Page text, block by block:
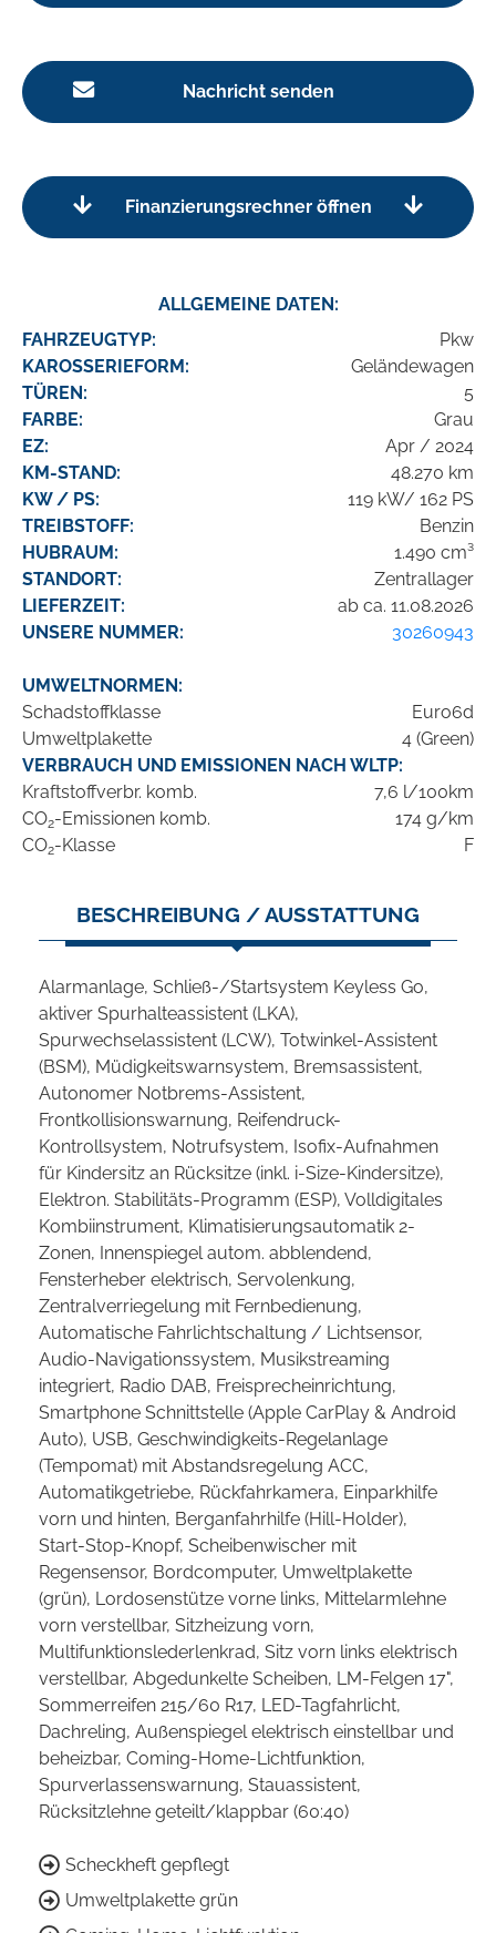
Nachricht senden
Finanzierungsrechner öffnen
ALLGEMEINE DATEN:
FAHRZEUGTYP:
Pkw
KAROSSERIEFORM:
Geländewagen
TÜREN:
5
FARBE:
Grau
EZ:
Apr / 2024
KM-STAND:
48.270 km
KW / PS:
119 kW/ 162 PS
TREIBSTOFF:
Benzin
HUBRAUM:
1.490 cm³
STANDORT:
Zentrallager
LIEFERZEIT:
ab ca. 11.08.2026
UNSERE NUMMER:
30260943
UMWELTNORMEN:
Schadstoffklasse
Euro6d
Umweltplakette
4 (Green)
VERBRAUCH UND EMISSIONEN NACH WLTP:
Kraftstoffverbr. komb.
7,6 l/100km
CO2-Emissionen komb.
174 g/km
CO2-Klasse F
BESCHREIBUNG / AUSSTATTUNG
Alarmanlage, Schließ-/Startsystem Keyless Go,
aktiver Spurhalteassistent (LKA),
Spurwechselassistent (LCW), Totwinkel-Assistent
(BSM), Müdigkeitswarnsystem, Bremsassistent,
Autonomer Notbrems-Assistent,
Frontkollisionswarnung, Reifendruck-
Kontrollsystem, Notrufsystem, Isofix-Aufnahmen
für Kindersitz an Rücksitze (inkl. i-Size-Kindersitze),
Elektron. Stabilitäts-Programm (ESP), Volldigitales
Kombiinstrument, Klimatisierungsautomatik 2-
Zonen, Innenspiegel autom. abblendend,
Fensterheber elektrisch, Servolenkung,
Zentralverriegelung mit Fernbedienung,
Automatische Fahrlichtschaltung / Lichtsensor,
Audio-Navigationssystem, Musikstreaming
integriert, Radio DAB, Freisprecheinrichtung,
Smartphone Schnittstelle (Apple CarPlay & Android
Auto), USB, Geschwindigkeits-Regelanlage
(Tempomat) mit Abstandsregelung ACC,
Automatikgetriebe, Rückfahrkamera, Einparkhilfe
vorn und hinten, Berganfahrhilfe (Hill-Holder),
Start-Stop-Knopf, Scheibenwischer mit
Regensensor, Bordcomputer, Umweltplakette
(grün), Lordosenstütze vorne links, Mittelarmlehne
vorn verstellbar, Sitzheizung vorn,
Multifunktionslederlenkrad, Sitz vorn links elektrisch
verstellbar, Abgedunkelte Scheiben, LM-Felgen 17",
Sommerreifen 215/60 R17, LED-Tagfahrlicht,
Dachreling, Außenspiegel elektrisch einstellbar und
beheizbar, Coming-Home-Lichtfunktion,
Spurverlassenswarnung, Stauassistent,
Rücksitzlehne geteilt/klappbar (60:40)
Scheckheft gepflegt
Umweltplakette grün